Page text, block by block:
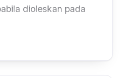
dioleskan pada
jenis kulit
kulit berminyak.